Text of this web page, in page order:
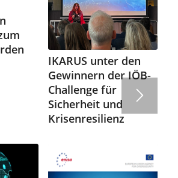
IKARUS unter den
Gewinnern der IÖB-
Challenge für
Sicherheit und
Krisenresilienz